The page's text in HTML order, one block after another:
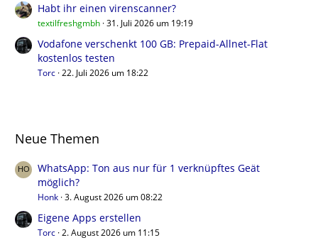
Habt ihr einen virenscanner?
textilfreshgmbh 31. Juli 2026 um 19:19
Vodafone verschenkt 100 GB: Prepaid-Allnet-Flat
kostenlos testen
Torc 22. Juli 2026 um 18:22
Neue Themen
WhatsApp: Ton aus nur für 1 verknüpftes Geät
möglich?
Honk 3. August 2026 um 08:22
Eigene Apps erstellen
Torc 2. August 2026 um 11:15